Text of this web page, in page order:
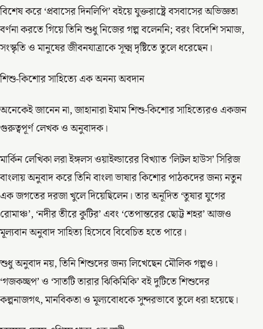
বিশেষ করে ‘প্রবাসের দিনলিপি’ বইয়ে যুক্তরাষ্ট্রে বসবাসের অভিজ্ঞতা
বর্ণনা করতে গিয়ে তিনি শুধু নিজের গল্প বলেননি; বরং বিদেশি সমাজ,
সংস্কৃতি ও মানুষের জীবনযাত্রাকে সূক্ষ্ম দৃষ্টিতে তুলে ধরেছেন।
শিশু-কিশোর সাহিত্যে এক অনন্য অবদান
অনেকেই জানেন না, জাহানারা ইমাম শিশু-কিশোর সাহিত্যেরও একজন
গুরুত্বপূর্ণ লেখক ও অনুবাদক।
মার্কিন লেখিকা লরা ইঙ্গলস ওয়াইল্ডারের বিখ্যাত ‘লিটল হাউস’ সিরিজ
বাংলায় অনুবাদ করে তিনি বাংলা ভাষার কিশোর পাঠকদের জন্য নতুন
এক জগতের দরজা খুলে দিয়েছিলেন। তার অনূদিত ‘তুষার যুগের
রোমাঞ্চ’, ‘নদীর তীরে কুটির’ এবং ‘তেপান্তরের ছোট্ট শহর’ আজও
মূল্যবান অনুবাদ সাহিত্য হিসেবে বিবেচিত হতে পারে।
শুধু অনুবাদ নয়, তিনি শিশুদের জন্য লিখেছেন মৌলিক গল্পও।
‘গজকচ্ছপ’ ও ‘সাতটি তারার ঝিকিমিকি’ বই দুটিতে শিশুদের
কল্পনাজগৎ, মানবিকতা ও মূল্যবোধকে সুন্দরভাবে তুলে ধরা হয়েছে।